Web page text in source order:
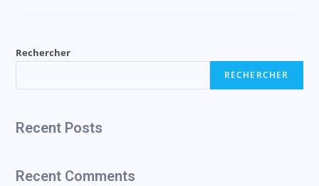
Rechercher
RECHERCHER
Recent Posts
Recent Comments